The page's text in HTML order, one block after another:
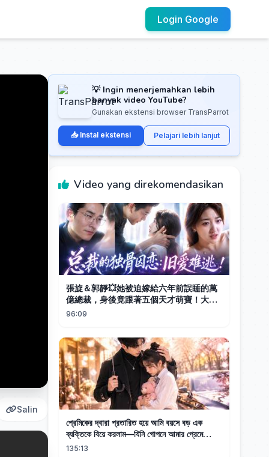
Login Google
Salin
💡 Ingin menerjemahkan lebih
banyak video YouTube?
Gunakan ekstensi browser TransParrot
📥 Instal ekstensi Pelajari lebih lanjut
Video yang direkomendasikan
張旋＆郭靜💥她被迫嫁給六年前誤睡的萬
億總裁，身後竟跟著五個天才萌寶！大佬
紅著眼將她鎖在懷中，嗓音沙啞：『利用
96:09
প্রেমিকের দ্বারা প্রতারিত হয়ে আমি বয়সে বড় এক
ব্যক্তিকে বিয়ে করলাম—যিনি গোপনে আমার প্রেমে
পড়েছিলেন।
135:13